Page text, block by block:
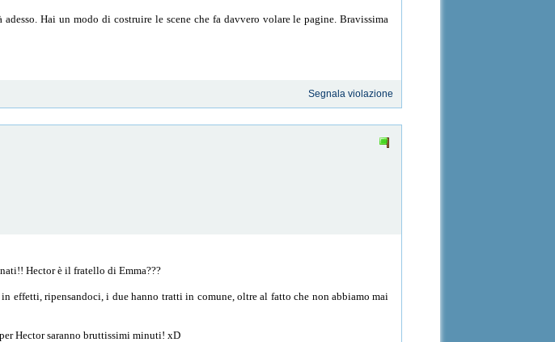
Hai un modo di costruire le scene che fa davvero volare le pagine. Bravissima
Segnala violazione
Hector è il fratello di Emma???
effetti, ripensandoci, i due hanno tratti in comune, oltre al fatto che non abbiamo mai
Hector saranno bruttissimi minuti! xD